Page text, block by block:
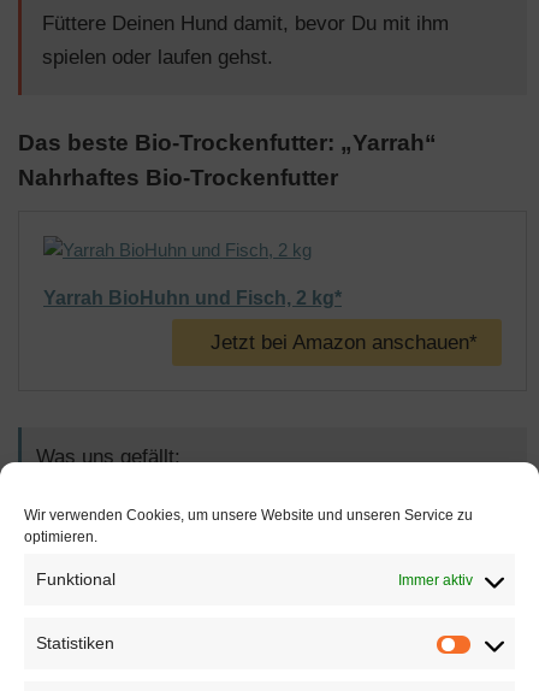
Wir verwenden Cookies, um unsere Website und unseren Service zu
optimieren.
Funktional Immer aktiv
Statistiken
Füttere Deinen Hund damit, bevor Du mit ihm
spielen oder laufen gehst.
Das beste Bio-Trockenfutter: „Yarrah“
Nahrhaftes Bio-Trockenfutter
Yarrah BioHuhn und Fisch, 2 kg*
Jetzt bei Amazon anschauen*
Was uns gefällt:
alle Zutaten sind zu 100 % aus ökologischem
Anbau
reinigt die Zähne und schützt vor